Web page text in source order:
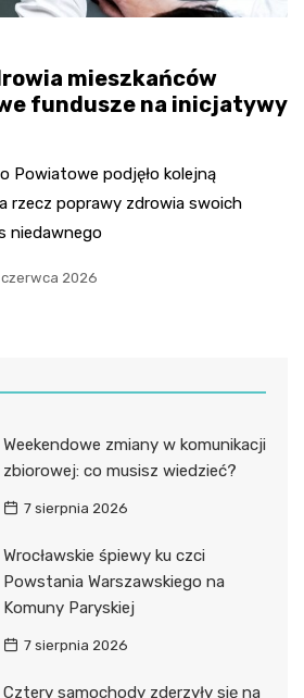
mieszkańców
fundusze na inicjatywy
Powiatowe podjęło kolejną
rzecz poprawy zdrowia swoich
niedawnego
czerwca 2026
Weekendowe zmiany w komunikacji
zbiorowej: co musisz wiedzieć?
7 sierpnia 2026
Wrocławskie śpiewy ku czci
Powstania Warszawskiego na
Komuny Paryskiej
7 sierpnia 2026
Cztery samochody zderzyły się na